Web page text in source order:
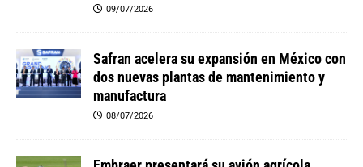
09/07/2026
Safran acelera su expansión en México con
dos nuevas plantas de mantenimiento y
manufactura
08/07/2026